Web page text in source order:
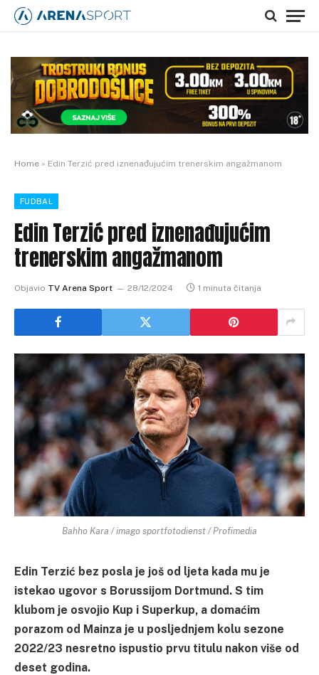
Home » Edin Terzić pred iznenađujućim trenerskim angažmanom
FUDBAL
Edin Terzić pred iznenađujućim
trenerskim angažmanom
Objavio TV Arena Sport 28/12/2024 1 minuta čitanja
Bahho Kara / imago sportfotodienst / Profimedia
Edin Terzić bez posla je još od ljeta kada mu je
istekao ugovor s Borussijom Dortmund. S tim
klubom je osvojio Kup i Superkup, a domaćim
porazom od Mainza je u posljednjem kolu sezone
2022/23 nesretno ispustio prvu titulu nakon više od
deset godina.